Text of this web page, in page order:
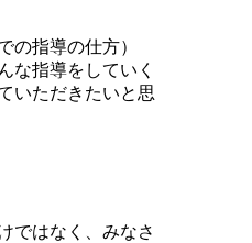
の指導の仕方）
な指導をしていく
いただきたいと思
ではなく、みなさ